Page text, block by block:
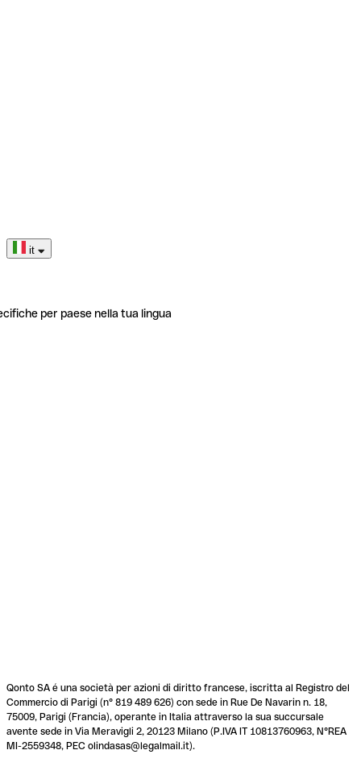
it
per paese nella tua lingua
Qonto SA é una società per azioni di diritto francese, iscritta al Registro del
Commercio di Parigi (n° 819 489 626) con sede in Rue De Navarin n. 18,
75009, Parigi (Francia), operante in Italia attraverso la sua succursale
avente sede in Via Meravigli 2, 20123 Milano (P.IVA IT 10813760963, N°REA
MI-2559348, PEC olindasas@legalmail.it).